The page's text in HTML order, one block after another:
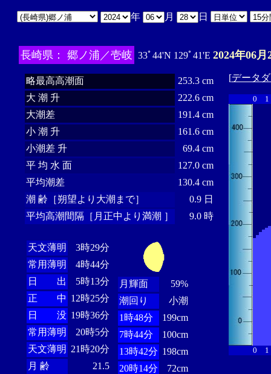
年 月 日
長崎県： 郷ノ浦／壱岐 33ﾟ44'N 129ﾟ41'E 2024年06月
略最高高潮面
253.3 cm
大 潮 升
222.6 cm
大潮差
191.4 cm
小 潮 升
161.6 cm
小潮差 升
69.4 cm
平 均 水 面
127.0 cm
平均潮差
130.4 cm
潮 齢［朔望より大潮まで］
0.9 日
平均高潮間隔［月正中より満潮 ］
9.0 時
天文薄明
3時29分
常用薄明
4時44分
日 出
5時13分
正 中 12時25分
日 没 19時36分
常用薄明
20時5分
天文薄明 21時20分
月 齢
21.5
月輝面
59%
潮回り
小潮
1時48分
199cm
7時44分
100cm
13時42分 198cm
20時14分
72cm
[データ
0 1
0 1